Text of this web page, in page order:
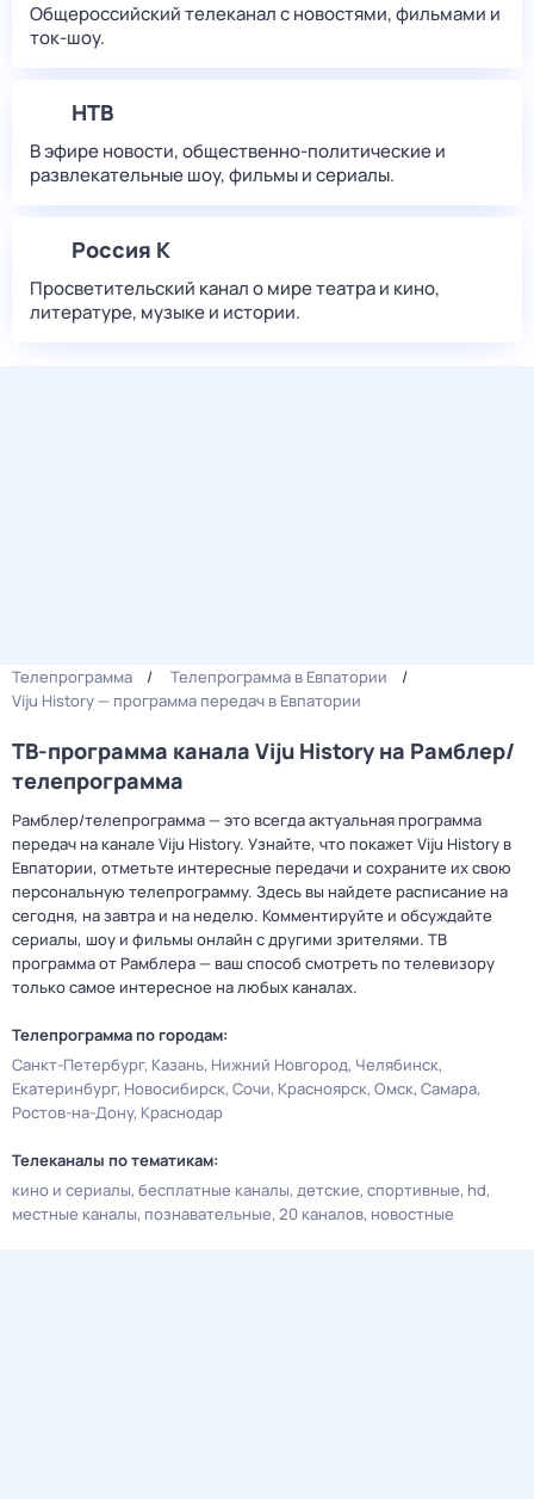
Общероссийский телеканал с новостями, фильмами и
ток-шоу.
НТВ
В эфире новости, общественно-политические и
развлекательные шоу, фильмы и сериалы.
Россия К
Просветительский канал о мире театра и кино,
литературе, музыке и истории.
Телепрограмма
Телепрограмма в Евпатории
Viju History — программа передач в Евпатории
ТВ-программа канала Viju History на Рамблер/
телепрограмма
Рамблер/телепрограмма — это всегда актуальная программа
передач на канале Viju History. Узнайте, что покажет Viju History в
Евпатории, отметьте интересные передачи и сохраните их свою
персональную телепрограмму. Здесь вы найдете расписание на
сегодня, на завтра и на неделю. Комментируйте и обсуждайте
сериалы, шоу и фильмы онлайн с другими зрителями. ТВ
программа от Рамблера — ваш способ смотреть по телевизору
только самое интересное на любых каналах.
Телепрограмма по городам:
Санкт-Петербург Казань Нижний Новгород Челябинск
Екатеринбург Новосибирск Сочи Красноярск Омск Самара
Ростов-на-Дону Краснодар
Телеканалы по тематикам:
кино и сериалы бесплатные каналы детские спортивные hd
местные каналы познавательные 20 каналов новостные